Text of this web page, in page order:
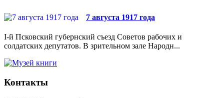
7 августа 1917 года
I-й Псковский губернский съезд Советов рабочих и
солдатских депутатов. В зрительном зале Народн...
Контакты